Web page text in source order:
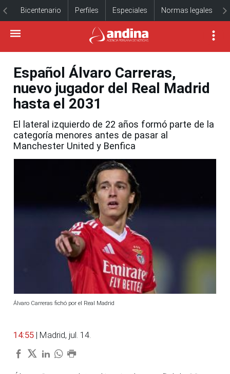
Bicentenario Perfiles Especiales Normas legales
Español Álvaro Carreras,
nuevo jugador del Real Madrid
hasta el 2031
El lateral izquierdo de 22 años formó parte de la
categoría menores antes de pasar al
Manchester United y Benfica
Álvaro Carreras fichó por el Real Madrid
14:55 | Madrid, jul. 14.